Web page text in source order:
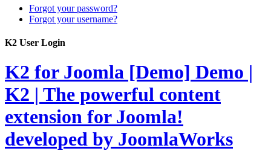
Forgot your password?
Forgot your username?
K2 User Login
K2 for Joomla [Demo] Demo |
K2 | The powerful content
extension for Joomla!
developed by JoomlaWorks